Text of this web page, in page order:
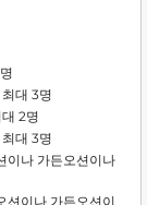
대 3명
2명
대 3명
이나 가든오션이나
션이나 가든오션이